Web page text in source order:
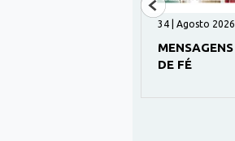
34 | Agosto 2026
MENSAGENS
DE FÉ